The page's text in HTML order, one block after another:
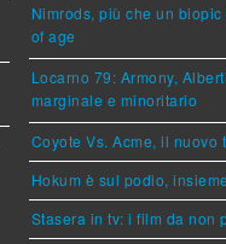
Nimrods, più che un
of age
Locarno 79: Armony,
marginale e minoritario
Coyote Vs. Acme, il nuovo
Hokum è sul podio,
Stasera in tv: i film da non